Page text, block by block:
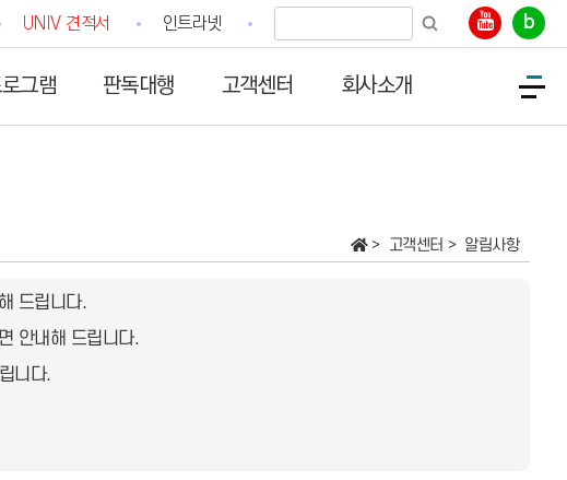
UNIV 견적서 인트라넷 b
그램 판독대행 고객센터 회사소개
고객센터 알림사항
드립니다.
안내해 드립니다.
니다.